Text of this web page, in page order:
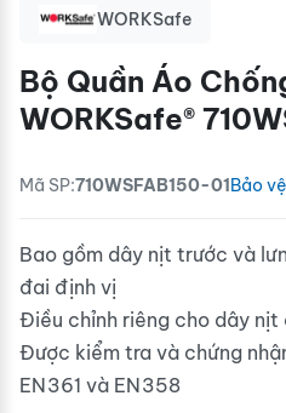
WORKSafe
Bộ Quần Áo
WORKSafe®
Mã SP:710WSFAB150-01Bảo
Bao gồm dây nịt trước và
đai định vị
Điều chỉnh riêng cho dây nịt
Được kiểm tra và chứng
EN361 và EN358